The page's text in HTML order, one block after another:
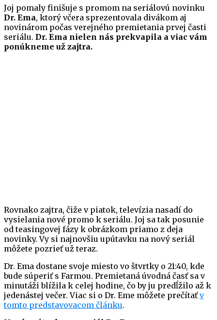
Joj pomaly finišuje s promom na seriálovú novinku
Dr. Ema, ktorý včera sprezentovala divákom aj
novinárom počas verejného premietania prvej časti
seriálu. Dr. Ema nielen nás prekvapila a viac vám
ponúkneme už zajtra.
Rovnako zajtra, čiže v piatok, televízia nasadí do
vysielania nové promo k seriálu. Joj sa tak posunie
od teasingovej fázy k obrázkom priamo z deja
novinky. Vy si najnovšiu upútavku na nový seriál
môžete pozrieť už teraz.
Dr. Ema dostane svoje miesto vo štvrtky o 21:40, kde
bude súperiť s Farmou. Premietaná úvodná časť sa v
minutáži blížila k celej hodine, čo by ju predĺžilo až k
jedenástej večer. Viac si o Dr. Eme môžete prečítaťv
tomto predstavovacom článku.